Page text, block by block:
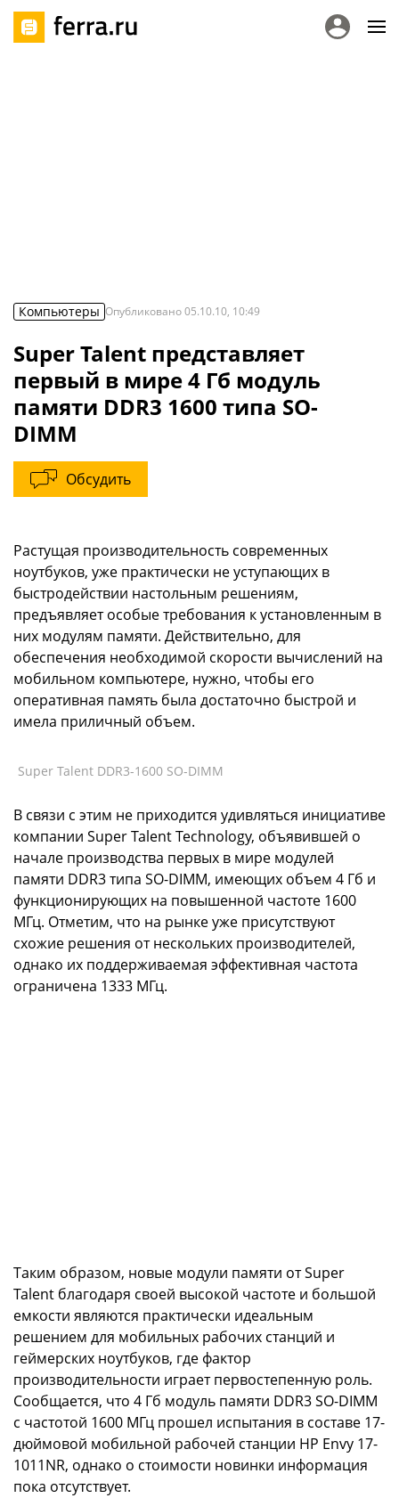
Компьютеры Опубликовано05.10.10, 10:49
Super Talent представляет
первый в мире 4 Гб модуль
памяти DDR3 1600 типа SO-
DIMM
Обсудить
Растущая производительность современных
ноутбуков, уже практически не уступающих в
быстродействии настольным решениям,
предъявляет особые требования к установленным в
них модулям памяти. Действительно, для
обеспечения необходимой скорости вычислений на
мобильном компьютере, нужно, чтобы его
оперативная память была достаточно быстрой и
имела приличный объем.
Super Talent DDR3-1600 SO-DIMM
В связи с этим не приходится удивляться инициативе
компании Super Talent Technology, объявившей о
начале производства первых в мире модулей
памяти DDR3 типа SO-DIMM, имеющих объем 4 Гб и
функционирующих на повышенной частоте 1600
МГц. Отметим, что на рынке уже присутствуют
схожие решения от нескольких производителей,
однако их поддерживаемая эффективная частота
ограничена 1333 МГц.
Таким образом, новые модули памяти от Super
Talent благодаря своей высокой частоте и большой
емкости являются практически идеальным
решением для мобильных рабочих станций и
геймерских ноутбуков, где фактор
производительности играет первостепенную роль.
Сообщается, что 4 Гб модуль памяти DDR3 SO-DIMM
с частотой 1600 МГц прошел испытания в составе 17-
дюймовой мобильной рабочей станции HP Envy 17-
1011NR, однако о стоимости новинки информация
пока отсутствует.